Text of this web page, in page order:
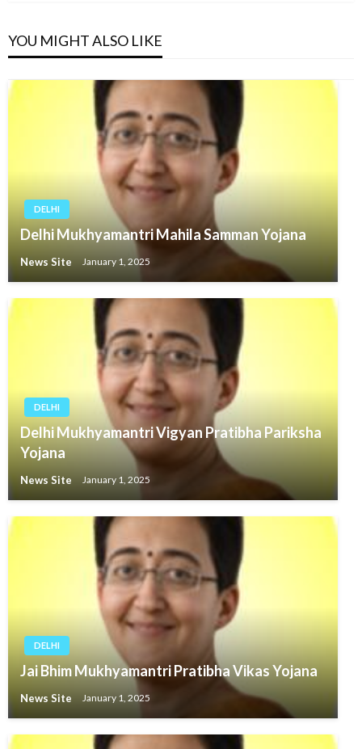
YOU MIGHT ALSO LIKE
DELHI
Delhi Mukhyamantri Mahila Samman Yojana
News Site January 1, 2025
DELHI
Delhi Mukhyamantri Vigyan Pratibha Pariksha
Yojana
News Site January 1, 2025
DELHI
Jai Bhim Mukhyamantri Pratibha Vikas Yojana
News Site January 1, 2025